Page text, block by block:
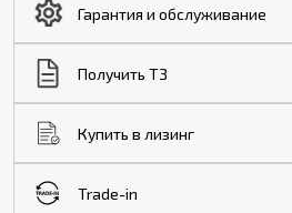
Гарантия и обслуживание
Получить ТЗ
Купить в лизинг
Trade-in